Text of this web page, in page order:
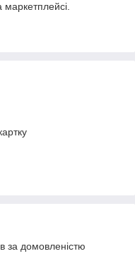
за домовленістю